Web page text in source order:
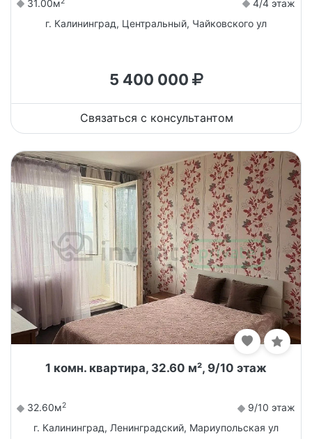
31.00м
4/4 этаж
г. Калининград, Центральный, Чайковского ул
5 400 000
Связаться с консультантом
1 комн. квартира, 32.60 м², 9/10 этаж
32.60м2
9/10 этаж
г. Калининград, Ленинградский, Мариупольская ул